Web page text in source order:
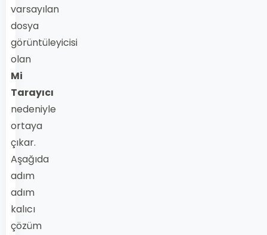
varsayılan
dosya
görüntüleyicisi
olan
Mi
Tarayıcı
nedeniyle
ortaya
çıkar.
Aşağıda
adım
adım
kalıcı
çözüm